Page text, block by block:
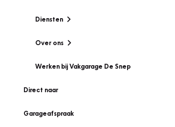
Diensten
Over ons
Werken bij Vakgarage De Snep
Direct naar
Garageafspraak